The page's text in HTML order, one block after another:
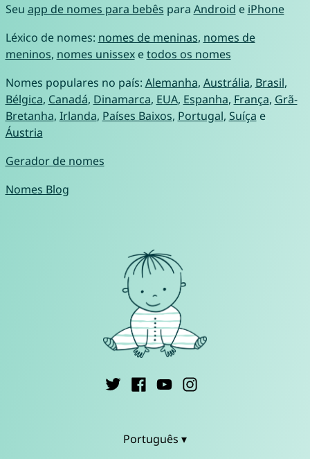
Seu app de nomes para bebês para Android e iPhone
Léxico de nomes: nomes de meninas, nomes de
meninos, nomes unissexetodos os nomes
Nomes populares no país: Alemanha, Austrália, Brasil,
Bélgica, Canadá, Dinamarca, EUA, Espanha, França, Grã-
Bretanha, Irlanda, Países Baixos, Portugal, Suíça e
Áustria
Gerador de nomes
Nomes Blog
Português ▾